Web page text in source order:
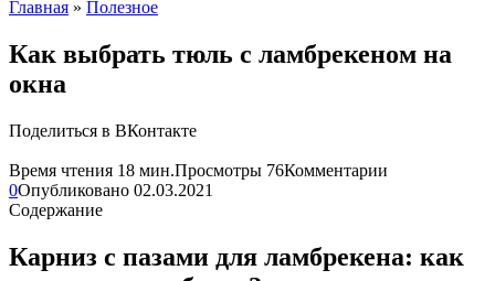
Главная » Полезное
Как выбрать тюль с ламбрекеном на
окна
Поделиться в ВКонтакте
Время чтения 18 мин.Просмотры 76Комментарии
0Опубликовано 02.03.2021
Содержание
Карниз с пазами для ламбрекена: как